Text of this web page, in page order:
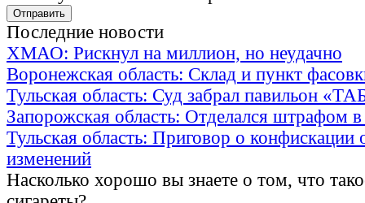
Последние новости
ХМАО: Рискнул на миллион, но неудачно
Воронежская область: Склад и пункт
Тульская область: Суд забрал павильон
Запорожская область: Отделался штрафом
Тульская область: Приговор о конфискации
изменений
Насколько хорошо вы знаете о том, что